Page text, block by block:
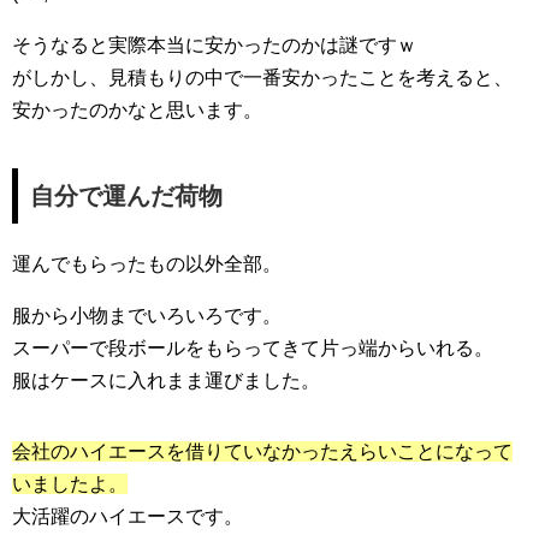
そうなると実際本当に安かったのかは謎ですｗ
がしかし、見積もりの中で一番安かったことを考えると、
安かったのかなと思います。
自分で運んだ荷物
運んでもらったもの以外全部。
服から小物までいろいろです。
スーパーで段ボールをもらってきて片っ端からいれる。
服はケースに入れまま運びました。
会社のハイエースを借りていなかったえらいことになって
いましたよ。
大活躍のハイエースです。